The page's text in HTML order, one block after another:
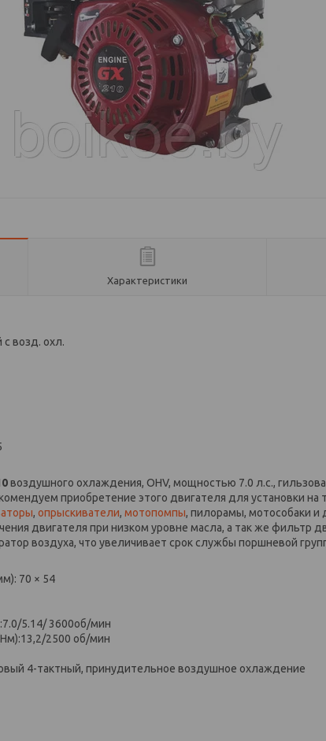
Характеристики
с возд. охл.
воздушного охлаждения, OHV, мощностью 7.0 л.с.,
приобретение этого двигателя для установки на
, опрыскиватели, мотопомпы, пилорамы, мотособаки и
двигателя при низком уровне масла, а так же фильтр
воздуха, что увеличивает срок службы поршневой
70 × 54
5.14/ 3600об/мин
2500 об/мин
4-тактный, принудительное воздушное охлаждение